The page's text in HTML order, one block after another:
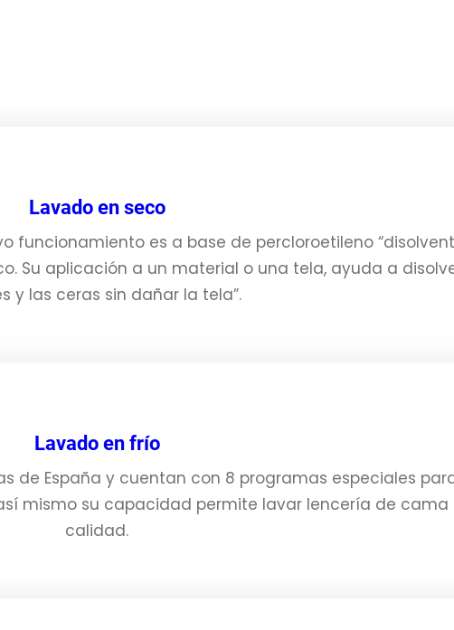
Lavado en seco
funcionamiento es a base de percloroetileno
Su aplicación a un material o una tela, ayuda a
y las ceras sin dañar la tela”.
Lavado en frío
de España y cuentan con 8 programas especiales
mismo su capacidad permite lavar lencería de
calidad.